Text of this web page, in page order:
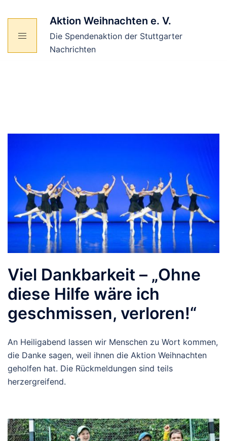
Inhalt
springen
Aktion Weihnachten e. V.
Die Spendenaktion der Stuttgarter
Nachrichten
Viel Dankbarkeit – „Ohne
diese Hilfe wäre ich
geschmissen, verloren!“
An Heiligabend lassen wir Menschen zu Wort kommen,
die Danke sagen, weil ihnen die Aktion Weihnachten
geholfen hat. Die Rückmeldungen sind teils
herzergreifend.